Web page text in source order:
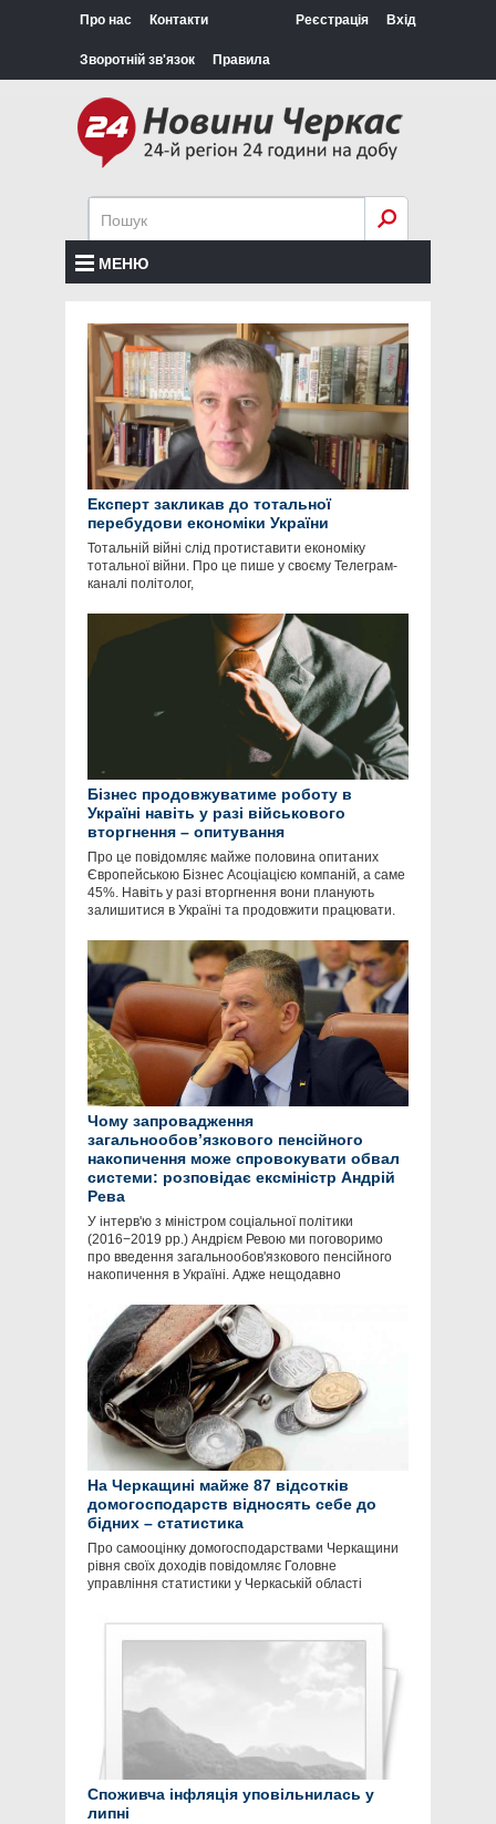
Про нас Контакти
Зворотній зв'язок Правила
Реєстрація Вхід
МЕНЮ
Експерт закликав до тотальної
перебудови економіки України
Тотальній війні слід протиставити економіку
тотальної війни. Про це пише у своєму Телеграм-
каналі політолог,
Бізнес продовжуватиме роботу в
Україні навіть у разі військового
вторгнення – опитування
Про це повідомляє майже половина опитаних
Європейською Бізнес Асоціацією компаній, а саме
45%. Навіть у разі вторгнення вони планують
залишитися в Україні та продовжити працювати.
Чому запровадження
загальнообов’язкового пенсійного
накопичення може спровокувати обвал
системи: розповідає ексміністр Андрій
Рева
У інтерв'ю з міністром соціальної політики
(2016−2019 рр.) Андрієм Ревою ми поговоримо
про введення загальнообов'язкового пенсійного
накопичення в Україні. Адже нещодавно
На Черкащині майже 87 відсотків
домогосподарств відносять себе до
бідних – статистика
Про самооцінку домогосподарствами Черкащини
рівня своїх доходів повідомляє Головне
управління статистики у Черкаській області
Споживча інфляція уповільнилась у
липні